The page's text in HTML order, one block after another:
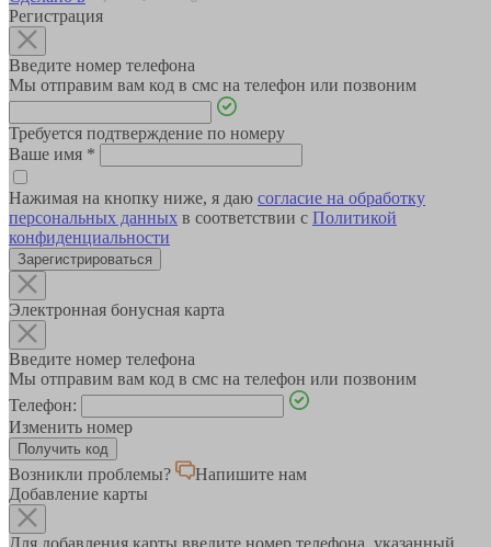
Регистрация
Введите номер телефона
Мы отправим вам код в смс на телефон или позвоним
Требуется подтверждение по номеру
Ваше имя *
Нажимая на кнопку ниже, я даю согласие на обработку
персональных данных в соответствии с Политикой
конфиденциальности
Зарегистрироваться
Электронная бонусная карта
Введите номер телефона
Мы отправим вам код в смс на телефон или позвоним
Телефон:
Изменить номер
Возникли проблемы?
Напишите нам
Добавление карты